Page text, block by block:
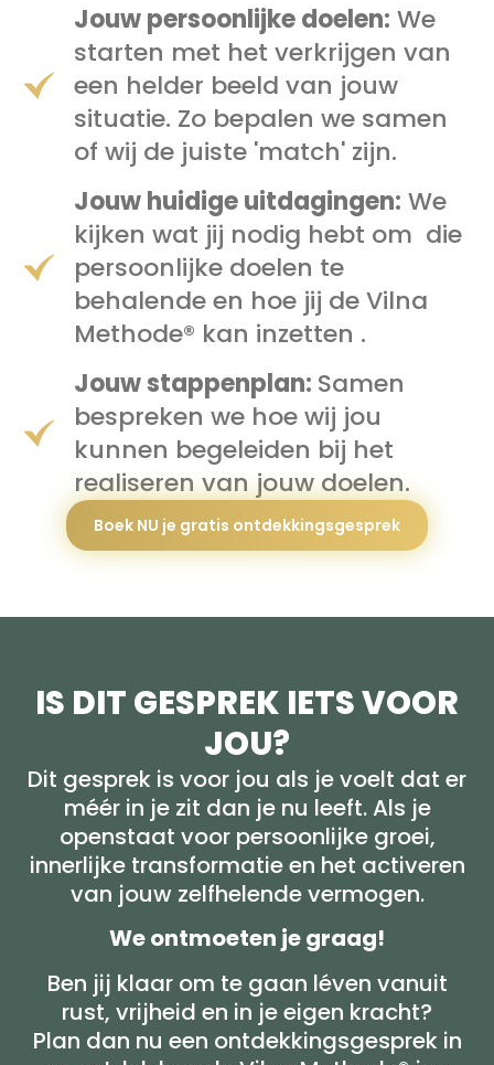
Jouw persoonlijke doelen: We
starten met het verkrijgen van
een helder beeld van jouw
situatie. Zo bepalen we samen
of wij de juiste 'match' zijn.
Jouw huidige uitdagingen: We
kijken wat jij nodig hebt om die
persoonlijke doelen te
behalende en hoe jij de Vilna
Methode® kan inzetten .
Jouw stappenplan: Samen
bespreken we hoe wij jou
kunnen begeleiden bij het
realiseren van jouw doelen.
Boek NU je gratis ontdekkingsgesprek
IS DIT GESPREK IETS VOOR
JOU?
Dit gesprek is voor jou als je voelt dat er
méér in je zit dan je nu leeft. Als je
openstaat voor persoonlijke groei,
innerlijke transformatie en het activeren
van jouw zelfhelende vermogen.
We ontmoeten je graag!
Ben jij klaar om te gaan léven vanuit
rust, vrijheid en in je eigen kracht?
Plan dan nu een ontdekkingsgesprek in